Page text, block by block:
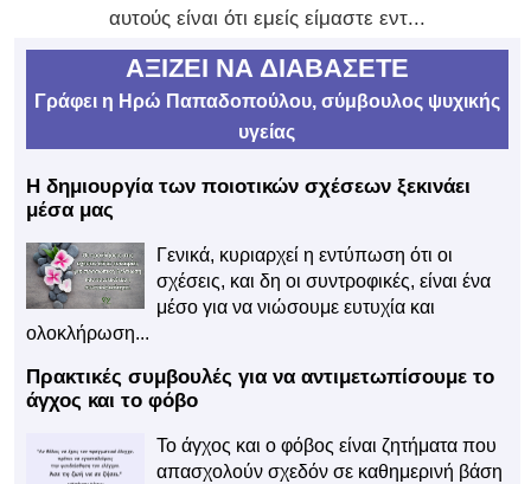
αυτούς είναι ότι εμείς είμαστε εντ...
ΑΞΙΖΕΙ ΝΑ ΔΙΑΒΑΣΕΤΕ
Γράφει η Ηρώ Παπαδοπούλου, σύμβουλος ψυχικής
υγείας
Η δημιουργία των ποιοτικών σχέσεων ξεκινάει
μέσα μας
Γενικά, κυριαρχεί η εντύπωση ότι οι
σχέσεις, και δη οι συντροφικές, είναι ένα
μέσο για να νιώσουμε ευτυχία και
ολοκλήρωση...
Πρακτικές συμβουλές για να αντιμετωπίσουμε το
άγχος και το φόβο
Το άγχος και ο φόβος είναι ζητήματα που
απασχολούν σχεδόν σε καθημερινή βάση